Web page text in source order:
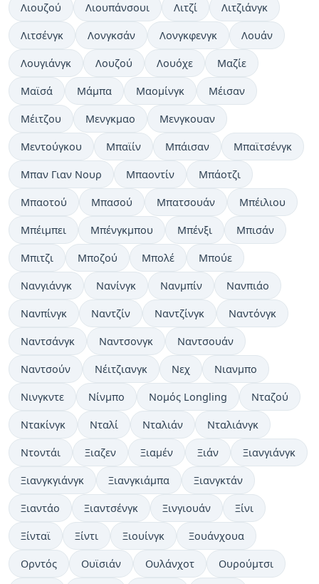
Λιουζού Λιουπάνσουι Λιτζί Λιτζιάνγκ
Λιτσένγκ Λονγκσάν Λονγκφενγκ Λουάν
Λουγιάνγκ Λουζού Λουόχε Μαζίε
Μαϊσά Μάμπα Μαομίνγκ Μέισαν
Μέιτζου Μενγκμαο Μενγκουαν
Μεντούγκου Μπαϊίν Μπάισαν Μπαϊτσένγκ
Μπαν Γιαν Νουρ Μπαοντίν Μπάοτζι
Μπαοτού Μπασού Μπατσουάν Μπέιλιου
Μπέιμπει Μπένγκμπου Μπένξι Μπισάν
Μπιτζι Μποζού Μπολέ Μπούε
Νανγιάνγκ Νανίνγκ Νανμπίν Νανπιάο
Νανπίνγκ Ναντζίν Ναντζίνγκ Ναντόνγκ
Ναντσάνγκ Ναντσονγκ Ναντσουάν
Ναντσούν Νέιτζιανγκ Νεχ Νιανμπο
Νινγκντε Νίνμπο Νομός Longling Νταζού
Ντακίνγκ Νταλί Νταλιάν Νταλιάνγκ
Ντοντάι Ξιαζεν Ξιαμέν Ξιάν Ξιανγιάνγκ
Ξιανγκγιάνγκ Ξιανγκιάμπα Ξιανγκτάν
Ξιαντάο Ξιαντσένγκ Ξινγιουάν Ξίνι
Ξίνταϊ Ξίντι Ξιουίνγκ Ξουάνχουα
Ορντός Ουϊσιάν Ουλάνχοτ Ουρούμτσι